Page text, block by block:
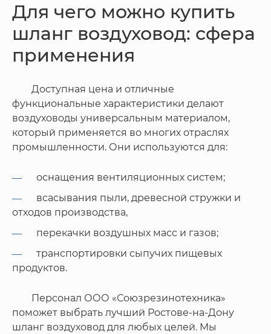
Для чего можно купить
шланг воздуховод: сфера
применения
Доступная цена и отличные
функциональные характеристики делают
воздуховоды универсальным материалом,
который применяется во многих отраслях
промышленности. Они используются для:
оснащения вентиляционных систем;
всасывания пыли, древесной стружки и
отходов производства,
перекачки воздушных масс и газов;
транспортировки сыпучих пищевых
продуктов.
Персонал ООО «Союзрезинотехника»
поможет выбрать лучший Ростове-на-Дону
шланг воздуховод для любых целей. Мы